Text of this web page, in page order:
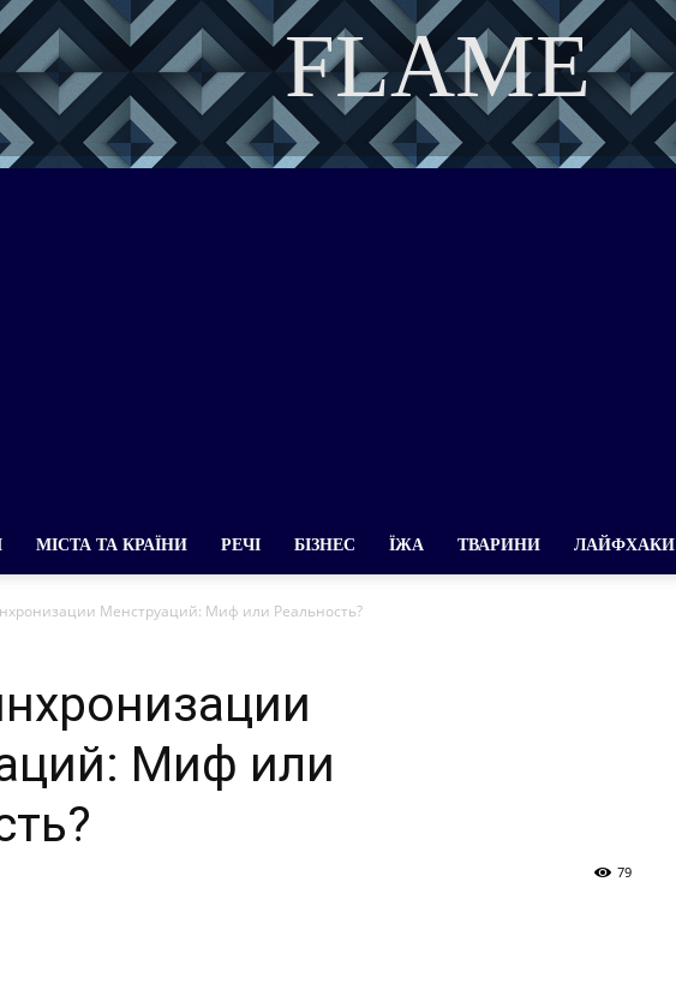
FLAME
DISCOVER THE ART OF PUBLISHING
МІСТА ТА КРАЇНИ РЕЧІ БІЗНЕС ЇЖА ТВАРИНИ ЛАЙФХАКИ
Менструаций: Миф или Реальность?
Миф или
79